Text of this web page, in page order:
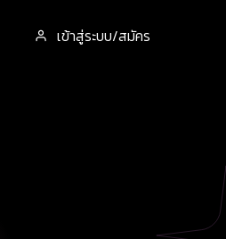
เข้าสู่ระบบ/สมัคร